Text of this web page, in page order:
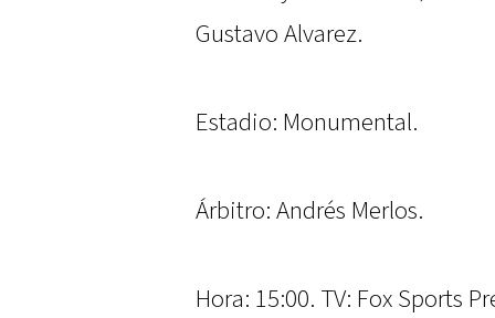
Gustavo Alvarez.
Estadio: Monumental.
Árbitro: Andrés Merlos.
Hora: 15:00. TV: Fox Sports